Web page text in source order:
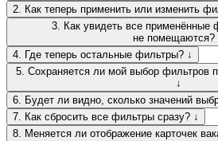
2. Как теперь применить или изменить
3. Как увидеть все применённые
не помещаются?
4. Где теперь остальные фильтры? ↓
5. Сохраняется ли мой выбор фильтров
↓
6. Будет ли видно, сколько значений
7. Как сбросить все фильтры сразу? ↓
8. Меняется ли отображение карточек